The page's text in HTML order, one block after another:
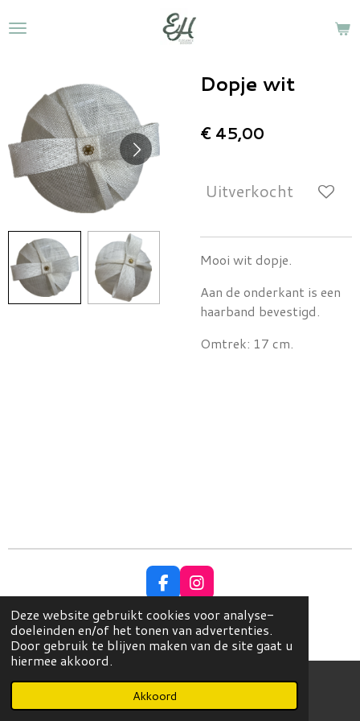
Deze website gebruikt cookies voor analyse-
doeleinden en/of het tonen van advertenties.
Door gebruik te blijven maken van de site gaat u
hiermee akkoord.
Akkoord
direct
hoofdinhoud
Dopje wit
€ 45,00
Uitverkocht
Mooi wit dopje.
Aan de onderkant is een
haarband bevestigd.
Omtrek: 17 cm.
F
c
e
b
o
k
I
s
t
a
r
m
© Copyright 2023 EleganceHoeden
Powered byJouwWeb